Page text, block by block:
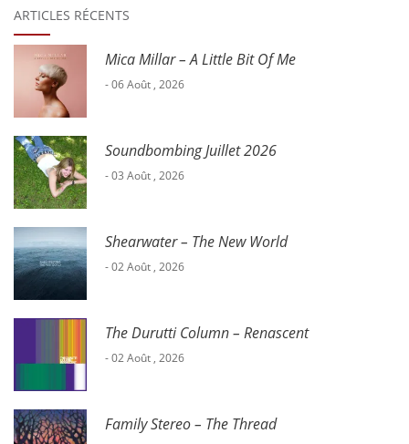
ARTICLES RÉCENTS
Mica Millar – A Little Bit Of Me
- 06 Août , 2026
Soundbombing Juillet 2026
- 03 Août , 2026
Shearwater – The New World
- 02 Août , 2026
The Durutti Column – Renascent
- 02 Août , 2026
Family Stereo – The Thread